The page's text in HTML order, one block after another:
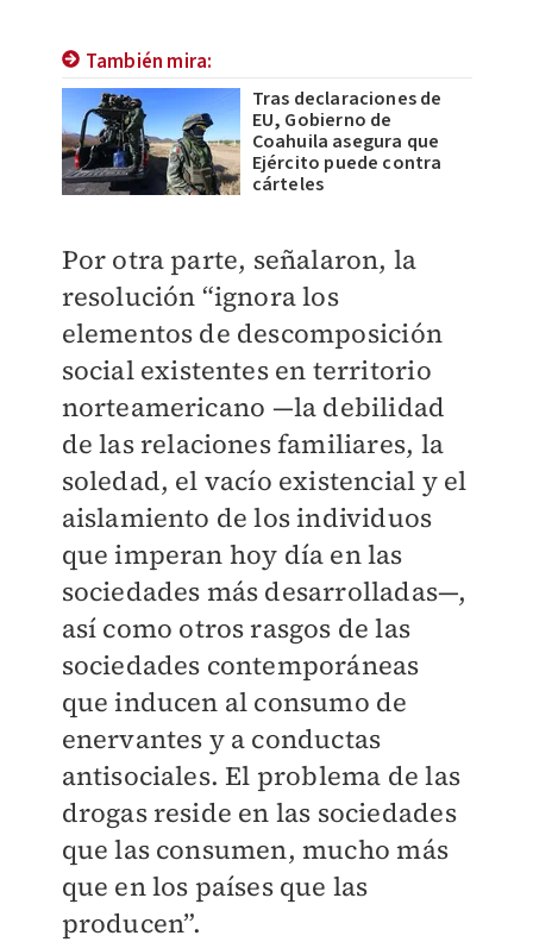
También mira:
Tras declaraciones de
EU, Gobierno de
Coahuila asegura que
Ejército puede contra
cárteles
Por otra parte, señalaron, la
resolución “ignora los
elementos de descomposición
social existentes en territorio
norteamericano —la debilidad
de las relaciones familiares, la
soledad, el vacío existencial y el
aislamiento de los individuos
que imperan hoy día en las
sociedades más desarrolladas—,
así como otros rasgos de las
sociedades contemporáneas
que inducen al consumo de
enervantes y a conductas
antisociales. El problema de las
drogas reside en las sociedades
que las consumen, mucho más
que en los países que las
producen”.